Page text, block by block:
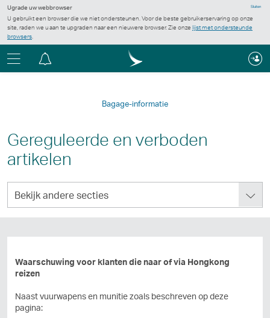
Sluiten
Ugrade uw webbrowser
U gebruikt een browser die we niet ondersteunen. Voor de beste gebruikerservaring op onze
site, raden we u aan te upgraden naar een nieuwere browser. Zie onze lijst met ondersteunde
browsers.
Bagage-informatie
Gereguleerde en verboden
artikelen
Bekijk
andere
secties
Bekijk andere secties
Waarschuwing voor klanten die naar of via Hongkong
reizen
Naast vuurwapens en munitie zoals beschreven op deze
pagina: